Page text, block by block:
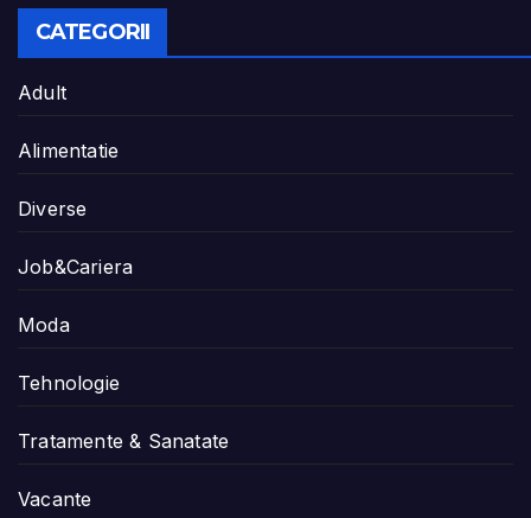
CATEGORII
Adult
Alimentatie
Diverse
Job&Cariera
Moda
Tehnologie
Tratamente & Sanatate
Vacante